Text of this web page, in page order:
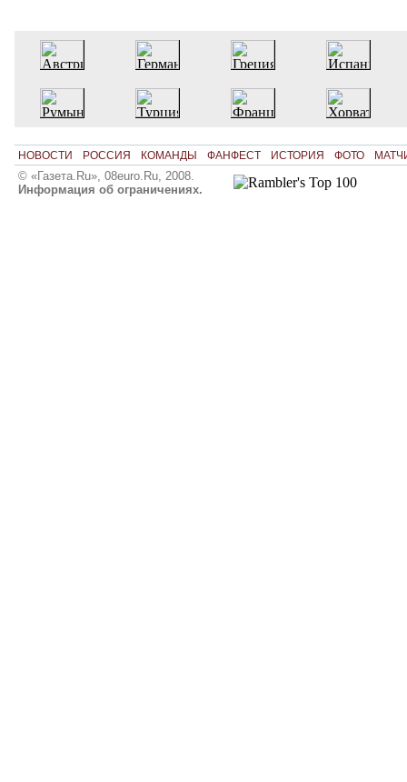
НОВОСТИ РОССИЯ КОМАНДЫ ФАНФЕСТ ИСТОРИЯ ФОТО
© «Газета.Ru», 08euro.Ru, 2008.
Информация об ограничениях.